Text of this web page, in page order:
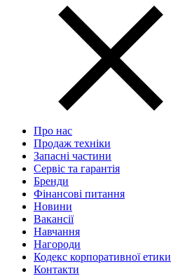
Про нас
Продаж техніки
Запасні частини
Сервіс та гарантія
Бренди
Фінансові питання
Новини
Вакансії
Навчання
Нагороди
Кодекс корпоративної етики
Контакти